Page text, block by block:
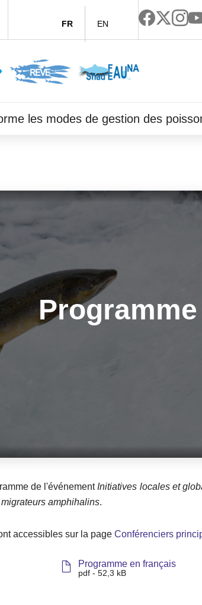
FR EN
les modes de gestion des
Programme
de l'événement Initiatives locales et
amphihalins.
accessibles sur la pageConférenciers
Programme en français
pdf - 52,3 kB